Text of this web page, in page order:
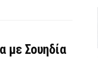
με Σουηδία